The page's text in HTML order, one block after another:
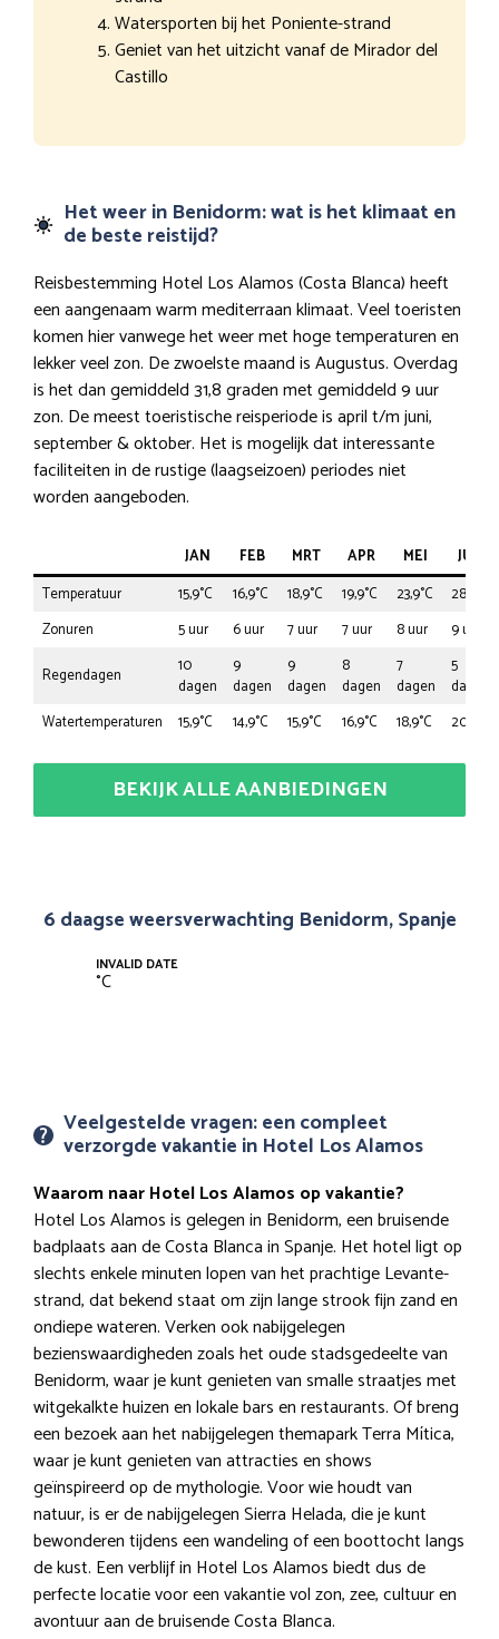
Watersporten bij het Poniente-strand
Geniet van het uitzicht vanaf de Mirador del
Castillo
Het weer in Benidorm: wat is het klimaat en
de beste reistijd?
Reisbestemming Hotel Los Alamos (Costa Blanca) heeft
een aangenaam warm mediterraan klimaat. Veel toeristen
komen hier vanwege het weer met hoge temperaturen en
lekker veel zon. De zwoelste maand is Augustus. Overdag
is het dan gemiddeld 31,8 graden met gemiddeld 9 uur
zon. De meest toeristische reisperiode is april t/m juni,
september & oktober. Het is mogelijk dat interessante
faciliteiten in de rustige (laagseizoen) periodes niet
worden aangeboden.
JAN FEB MRT APR MEI
JUN
Temperatuur
15,9°C 16,9°C 18,9°C 19,9°C 23,9°C
28,9°C
Zonuren
5 uur 6 uur 7 uur 7 uur 8 uur
9 uur
Regendagen
10
dagen
9
dagen
9
dagen
8
dagen
7
dagen
5
dagen
Watertemperaturen
15,9°C 14,9°C 15,9°C 16,9°C 18,9°C 20,9°C
BEKIJK ALLE AANBIEDINGEN
6 daagse weersverwachting Benidorm, Spanje
INVALID DATE
°C
Veelgestelde vragen: een compleet
verzorgde vakantie in Hotel Los Alamos
Waarom naar Hotel Los Alamos op vakantie?
Hotel Los Alamos is gelegen in Benidorm, een bruisende
badplaats aan de Costa Blanca in Spanje. Het hotel ligt op
slechts enkele minuten lopen van het prachtige Levante-
strand, dat bekend staat om zijn lange strook fijn zand en
ondiepe wateren. Verken ook nabijgelegen
bezienswaardigheden zoals het oude stadsgedeelte van
Benidorm, waar je kunt genieten van smalle straatjes met
witgekalkte huizen en lokale bars en restaurants. Of breng
een bezoek aan het nabijgelegen themapark Terra Mítica,
waar je kunt genieten van attracties en shows
geïnspireerd op de mythologie. Voor wie houdt van
natuur, is er de nabijgelegen Sierra Helada, die je kunt
bewonderen tijdens een wandeling of een boottocht langs
de kust. Een verblijf in Hotel Los Alamos biedt dus de
perfecte locatie voor een vakantie vol zon, zee, cultuur en
avontuur aan de bruisende Costa Blanca.